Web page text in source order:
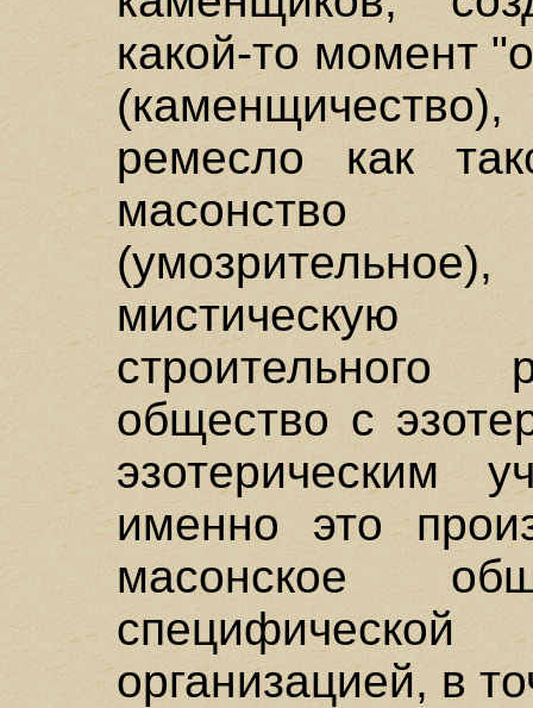
какой-то момент
ремесло как
масонство
общество с
эзотерическим
именно это
масонское
организацией, в